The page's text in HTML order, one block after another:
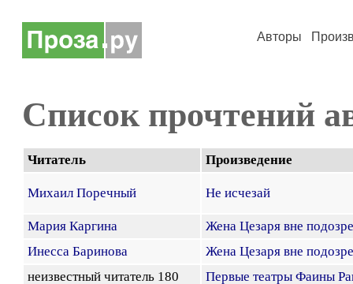
Авторы
Список прочтений
Читатель Произведение
Михаил Поречный Не исчезай
Мария Каргина
Жена Цезаря вне
Инесса Баринова
Жена Цезаря вне
неизвестный читатель 180
Первые театры Фаины